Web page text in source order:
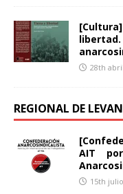
28th
REGIONAL DE
AIT
15th